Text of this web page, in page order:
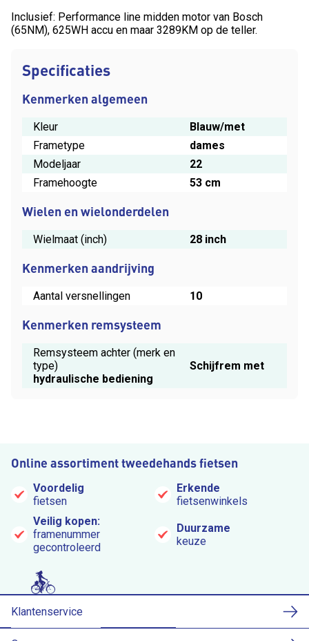
Inclusief: Performance line midden motor van Bosch
(65NM), 625WH accu en maar 3289KM op de teller.
Specificaties
Kenmerken algemeen
Kleur
Blauw/met
Frametype
dames
Modeljaar
22
Framehoogte
53 cm
Wielen en wielonderdelen
Wielmaat (inch) 28 inch
Kenmerken aandrijving
Aantal versnellingen 10
Kenmerken remsysteem
Remsysteem achter (merk en
type)
Schijfrem met
hydraulische bediening
Online assortiment tweedehands fietsen
Voordelig
fietsen
Erkende
fietsenwinkels
Veilig kopen:
framenummer
gecontroleerd
Duurzame
keuze
Klantenservice